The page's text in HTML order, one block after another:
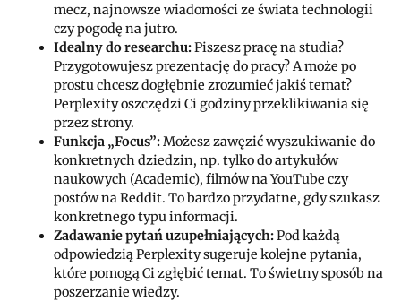
mecz, najnowsze wiadomości ze świata technologii
czy pogodę na jutro.
Idealny do researchu:Piszesz pracę na studia?
Przygotowujesz prezentację do pracy? A może po
prostu chcesz dogłębnie zrozumieć jakiś temat?
Perplexity oszczędzi Ci godziny przeklikiwania się
przez strony.
Funkcja „Focus”:Możesz zawęzić wyszukiwanie do
konkretnych dziedzin, np. tylko do artykułów
naukowych (Academic), filmów na YouTube czy
postów na Reddit. To bardzo przydatne, gdy szukasz
konkretnego typu informacji.
Zadawanie pytań uzupełniających:Pod każdą
odpowiedzią Perplexity sugeruje kolejne pytania,
które pomogą Ci zgłębić temat. To świetny sposób na
poszerzanie wiedzy.